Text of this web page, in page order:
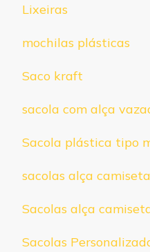
Lixeiras
mochilas plásticas
Saco kraft
sacola com alça
Sacola plástica tipo
sacolas alça camiseta
Sacolas alça
Sacolas